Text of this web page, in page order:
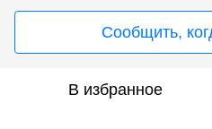
Сообщить,
В избранное